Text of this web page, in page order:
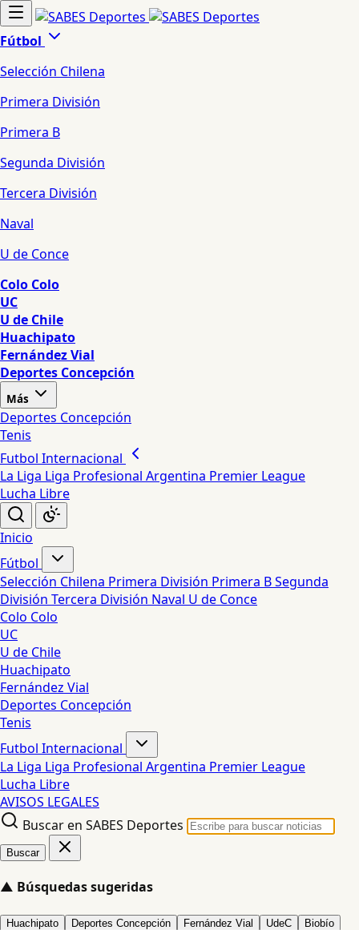
Fútbol
Selección Chilena
Primera División
Primera B
Segunda División
Tercera División
Naval
U de Conce
Colo Colo
UC
U de Chile
Huachipato
Fernández Vial
Deportes Concepción
Más
Deportes Concepción
Tenis
Futbol Internacional
La Liga Liga Profesional Argentina Premier League
Lucha Libre
Inicio
Fútbol
Selección Chilena Primera División Primera BSegunda
División Tercera División Naval U de Conce
Colo Colo
UC
U de Chile
Huachipato
Fernández Vial
Deportes Concepción
Tenis
Futbol Internacional
La Liga Liga Profesional Argentina Premier League
Lucha Libre
AVISOS LEGALES
Buscar en SABES Deportes
Buscar
▲ Búsquedas sugeridas
Huachipato Deportes Concepción Fernández Vial UdeC Biobío